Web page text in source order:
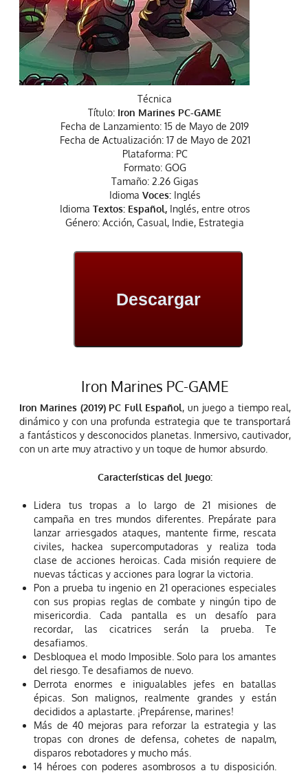
Técnica
Título: Iron Marines PC-GAME
Fecha de Lanzamiento: 15 de Mayo de 2019
Fecha de Actualización: 17 de Mayo de 2021
Plataforma: PC
Formato: GOG
Tamaño: 2.26 Gigas
Idioma Voces:Inglés
Idioma Textos: Español, Inglés, entre otros
Género: Acción, Casual, Indie, Estrategia
Descargar
Iron Marines PC-GAME
Iron Marines (2019) PC Full Español, un juego a tiempo real,
dinámico y con una profunda estrategia que te transportará
a fantásticos y desconocidos planetas. Inmersivo, cautivador,
con un arte muy atractivo y un toque de humor absurdo.
Características del Juego:
Lidera tus tropas a lo largo de 21 misiones de
campaña en tres mundos diferentes. Prepárate para
lanzar arriesgados ataques, mantente firme, rescata
civiles, hackea supercomputadoras y realiza toda
clase de acciones heroicas. Cada misión requiere de
nuevas tácticas y acciones para lograr la victoria.
Pon a prueba tu ingenio en 21 operaciones especiales
con sus propias reglas de combate y ningún tipo de
misericordia. Cada pantalla es un desafío para
recordar, las cicatrices serán la prueba. Te
desafiamos.
Desbloquea el modo Imposible. Solo para los amantes
del riesgo. Te desafiamos de nuevo.
Derrota enormes e inigualables jefes en batallas
épicas. Son malignos, realmente grandes y están
decididos a aplastarte. ¡Prepárense, marines!
Más de 40 mejoras para reforzar la estrategia y las
tropas con drones de defensa, cohetes de napalm,
disparos rebotadores y mucho más.
14 héroes con poderes asombrosos a tu disposición.